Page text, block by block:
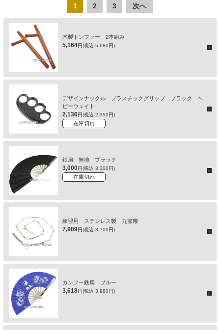
1 2 3 次へ
木製トンファー 2本組み
5,164円(税込 5,680円)
デザインナックル プラスチックグリップ ブラック ヘ
ビーウェイト
2,136円(税込 2,350円)
在庫切れ
鉄扇 無地 ブラック
3,000円(税込 3,300円)
在庫切れ
練習用 ステンレス製 九節鞭
7,909円(税込 8,700円)
カンフー鉄扇 ブルー
3,618円(税込 3,980円)